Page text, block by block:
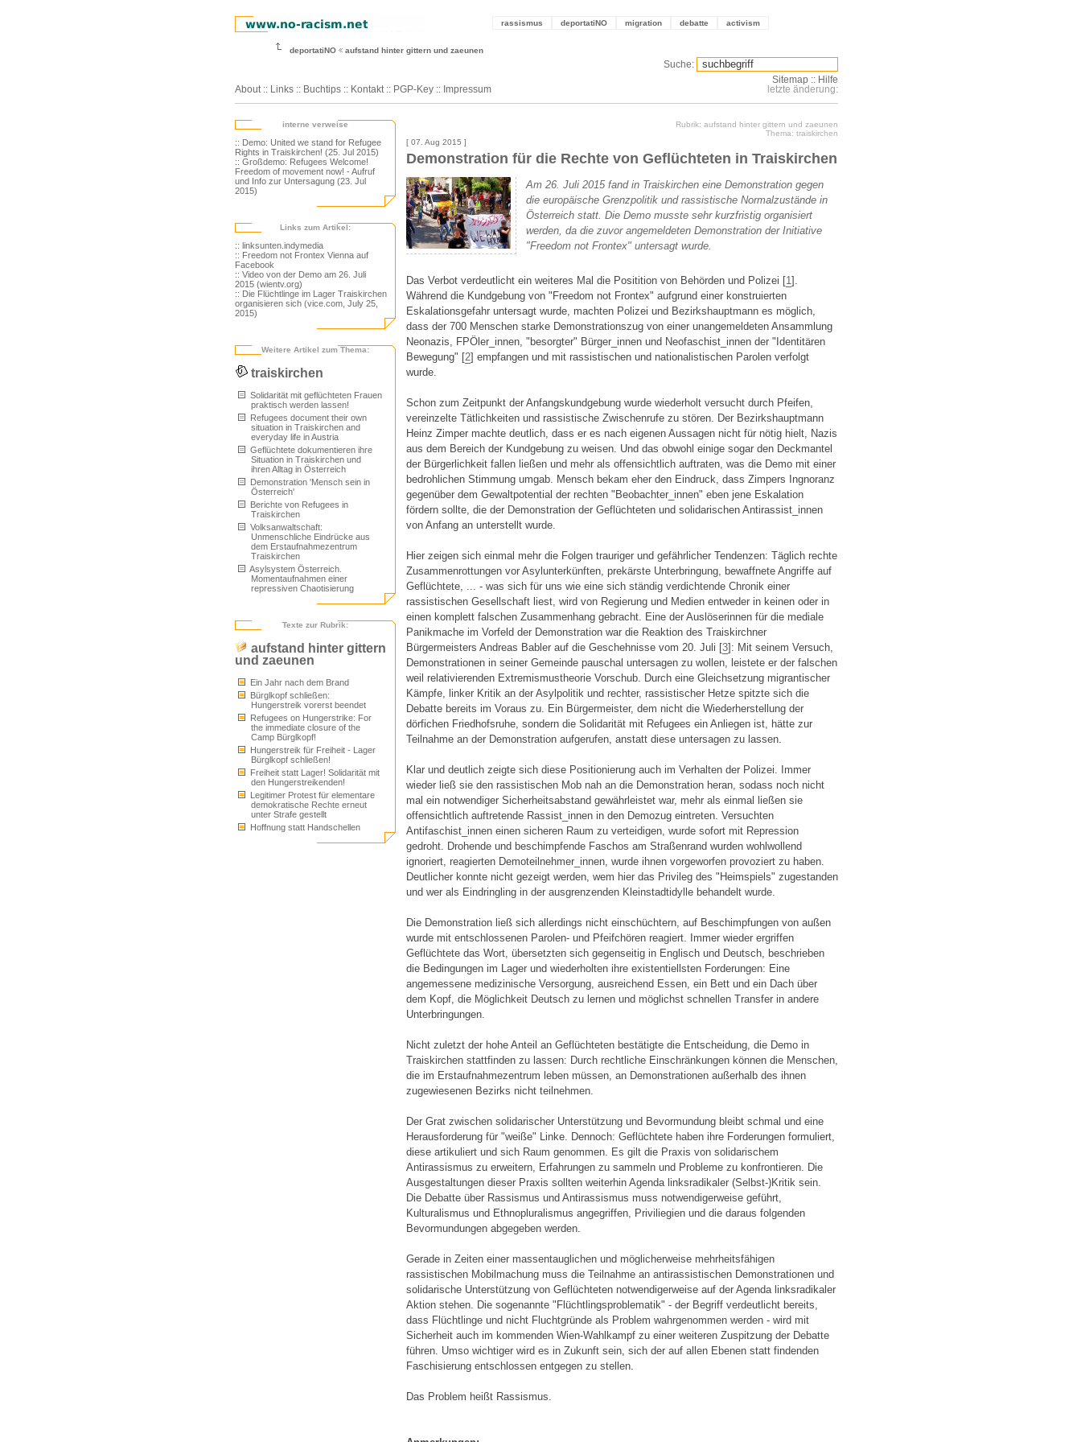
rassismus deportatiNO migration debatte activism
deportatiNO aufstand hinter gittern und zaeunen
About :: Links :: Buchtips :: Kontakt :: PGP-Key :: Impressum
Suche:
Sitemap :: Hilfe
letzte änderung:
interne verweise
:: Demo: United we stand for Refugee
Rights in Traiskirchen! (25. Jul 2015)
:: Großdemo: Refugees Welcome!
Freedom of movement now! - Aufruf
und Info zur Untersagung (23. Jul
2015)
Links zum Artikel:
:: linksunten.indymedia
:: Freedom not Frontex Vienna auf
Facebook
:: Video von der Demo am 26. Juli
2015 (wientv.org)
:: Die Flüchtlinge im Lager Traiskirchen
organisieren sich (vice.com, July 25,
2015)
Weitere Artikel zum Thema:
traiskirchen
Solidarität mit geflüchteten Frauen
praktisch werden lassen!
Refugees document their own
situation in Traiskirchen and
everyday life in Austria
Geflüchtete dokumentieren ihre
Situation in Traiskirchen und
ihren Alltag in Österreich
Demonstration 'Mensch sein in
Österreich'
Berichte von Refugees in
Traiskirchen
Volksanwaltschaft:
Unmenschliche Eindrücke aus
dem Erstaufnahmezentrum
Traiskirchen
Asylsystem Österreich.
Momentaufnahmen einer
repressiven Chaotisierung
Texte zur Rubrik:
aufstand hinter gittern
und zaeunen
Ein Jahr nach dem Brand
Bürglkopf schließen:
Hungerstreik vorerst beendet
Refugees on Hungerstrike: For
the immediate closure of the
Camp Bürglkopf!
Hungerstreik für Freiheit - Lager
Bürglkopf schließen!
Freiheit statt Lager! Solidarität mit
den Hungerstreikenden!
Legitimer Protest für elementare
demokratische Rechte erneut
unter Strafe gestellt
Hoffnung statt Handschellen
Rubrik: aufstand hinter gittern und zaeunen
Thema: traiskirchen
[ 07. Aug 2015 ]
Demonstration für die Rechte von Geflüchteten in Traiskirchen
Am 26. Juli 2015 fand in Traiskirchen eine Demonstration gegen
die europäische Grenzpolitik und rassistische Normalzustände in
Österreich statt. Die Demo musste sehr kurzfristig organisiert
werden, da die zuvor angemeldeten Demonstration der Initiative
"Freedom not Frontex" untersagt wurde.
Das Verbot verdeutlicht ein weiteres Mal die Positition von Behörden und Polizei [1].
Während die Kundgebung von "Freedom not Frontex" aufgrund einer konstruierten
Eskalationsgefahr untersagt wurde, machten Polizei und Bezirkshauptmann es möglich,
dass der 700 Menschen starke Demonstrationszug von einer unangemeldeten Ansammlung
Neonazis, FPÖler_innen, "besorgter" Bürger_innen und Neofaschist_innen der "Identitären
Bewegung" [2] empfangen und mit rassistischen und nationalistischen Parolen verfolgt
wurde.
Schon zum Zeitpunkt der Anfangskundgebung wurde wiederholt versucht durch Pfeifen,
vereinzelte Tätlichkeiten und rassistische Zwischenrufe zu stören. Der Bezirkshauptmann
Heinz Zimper machte deutlich, dass er es nach eigenen Aussagen nicht für nötig hielt, Nazis
aus dem Bereich der Kundgebung zu weisen. Und das obwohl einige sogar den Deckmantel
der Bürgerlichkeit fallen ließen und mehr als offensichtlich auftraten, was die Demo mit einer
bedrohlichen Stimmung umgab. Mensch bekam eher den Eindruck, dass Zimpers Ingnoranz
gegenüber dem Gewaltpotential der rechten "Beobachter_innen" eben jene Eskalation
fördern sollte, die der Demonstration der Geflüchteten und solidarischen Antirassist_innen
von Anfang an unterstellt wurde.
Hier zeigen sich einmal mehr die Folgen trauriger und gefährlicher Tendenzen: Täglich rechte
Zusammenrottungen vor Asylunterkünften, prekärste Unterbringung, bewaffnete Angriffe auf
Geflüchtete, ... - was sich für uns wie eine sich ständig verdichtende Chronik einer
rassistischen Gesellschaft liest, wird von Regierung und Medien entweder in keinen oder in
einen komplett falschen Zusammenhang gebracht. Eine der Auslöserinnen für die mediale
Panikmache im Vorfeld der Demonstration war die Reaktion des Traiskirchner
Bürgermeisters Andreas Babler auf die Geschehnisse vom 20. Juli [3]: Mit seinem Versuch,
Demonstrationen in seiner Gemeinde pauschal untersagen zu wollen, leistete er der falschen
weil relativierenden Extremismustheorie Vorschub. Durch eine Gleichsetzung migrantischer
Kämpfe, linker Kritik an der Asylpolitik und rechter, rassistischer Hetze spitzte sich die
Debatte bereits im Voraus zu. Ein Bürgermeister, dem nicht die Wiederherstellung der
dörfichen Friedhofsruhe, sondern die Solidarität mit Refugees ein Anliegen ist, hätte zur
Teilnahme an der Demonstration aufgerufen, anstatt diese untersagen zu lassen.
Klar und deutlich zeigte sich diese Positionierung auch im Verhalten der Polizei. Immer
wieder ließ sie den rassistischen Mob nah an die Demonstration heran, sodass noch nicht
mal ein notwendiger Sicherheitsabstand gewährleistet war, mehr als einmal ließen sie
offensichtlich auftretende Rassist_innen in den Demozug eintreten. Versuchten
Antifaschist_innen einen sicheren Raum zu verteidigen, wurde sofort mit Repression
gedroht. Drohende und beschimpfende Faschos am Straßenrand wurden wohlwollend
ignoriert, reagierten Demoteilnehmer_innen, wurde ihnen vorgeworfen provoziert zu haben.
Deutlicher konnte nicht gezeigt werden, wem hier das Privileg des "Heimspiels" zugestanden
und wer als Eindringling in der ausgrenzenden Kleinstadtidylle behandelt wurde.
Die Demonstration ließ sich allerdings nicht einschüchtern, auf Beschimpfungen von außen
wurde mit entschlossenen Parolen- und Pfeifchören reagiert. Immer wieder ergriffen
Geflüchtete das Wort, übersetzten sich gegenseitig in Englisch und Deutsch, beschrieben
die Bedingungen im Lager und wiederholten ihre existentiellsten Forderungen: Eine
angemessene medizinische Versorgung, ausreichend Essen, ein Bett und ein Dach über
dem Kopf, die Möglichkeit Deutsch zu lernen und möglichst schnellen Transfer in andere
Unterbringungen.
Nicht zuletzt der hohe Anteil an Geflüchteten bestätigte die Entscheidung, die Demo in
Traiskirchen stattfinden zu lassen: Durch rechtliche Einschränkungen können die Menschen,
die im Erstaufnahmezentrum leben müssen, an Demonstrationen außerhalb des ihnen
zugewiesenen Bezirks nicht teilnehmen.
Der Grat zwischen solidarischer Unterstützung und Bevormundung bleibt schmal und eine
Herausforderung für "weiße" Linke. Dennoch: Geflüchtete haben ihre Forderungen formuliert,
diese artikuliert und sich Raum genommen. Es gilt die Praxis von solidarischem
Antirassismus zu erweitern, Erfahrungen zu sammeln und Probleme zu konfrontieren. Die
Ausgestaltungen dieser Praxis sollten weiterhin Agenda linksradikaler (Selbst-)Kritik sein.
Die Debatte über Rassismus und Antirassismus muss notwendigerweise geführt,
Kulturalismus und Ethnopluralismus angegriffen, Priviliegien und die daraus folgenden
Bevormundungen abgegeben werden.
Gerade in Zeiten einer massentauglichen und möglicherweise mehrheitsfähigen
rassistischen Mobilmachung muss die Teilnahme an antirassistischen Demonstrationen und
solidarische Unterstützung von Geflüchteten notwendigerweise auf der Agenda linksradikaler
Aktion stehen. Die sogenannte "Flüchtlingsproblematik" - der Begriff verdeutlicht bereits,
dass Flüchtlinge und nicht Fluchtgründe als Problem wahrgenommen werden - wird mit
Sicherheit auch im kommenden Wien-Wahlkampf zu einer weiteren Zuspitzung der Debatte
führen. Umso wichtiger wird es in Zukunft sein, sich der auf allen Ebenen statt findenden
Faschisierung entschlossen entgegen zu stellen.
Das Problem heißt Rassismus.